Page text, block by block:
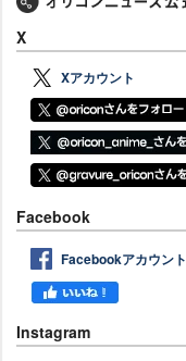
X
Xアカウント
Facebook
Facebookアカウント
Instagram